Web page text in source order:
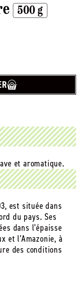
500 g
et aromatique.
est située dans
du pays. Ses
dans l’épaisse
et l’Amazonie, à
des conditions